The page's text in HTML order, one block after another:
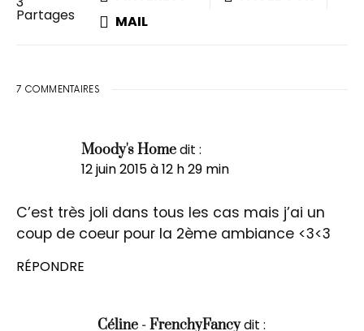
Partages
MAIL
7 COMMENTAIRES
Moody's Homedit :
12 juin 2015 à 12 h 29 min
C’est très joli dans tous les cas mais j’ai un
coup de coeur pour la 2ème ambiance <3<3
RÉPONDRE
Céline - FrenchyFancydit :